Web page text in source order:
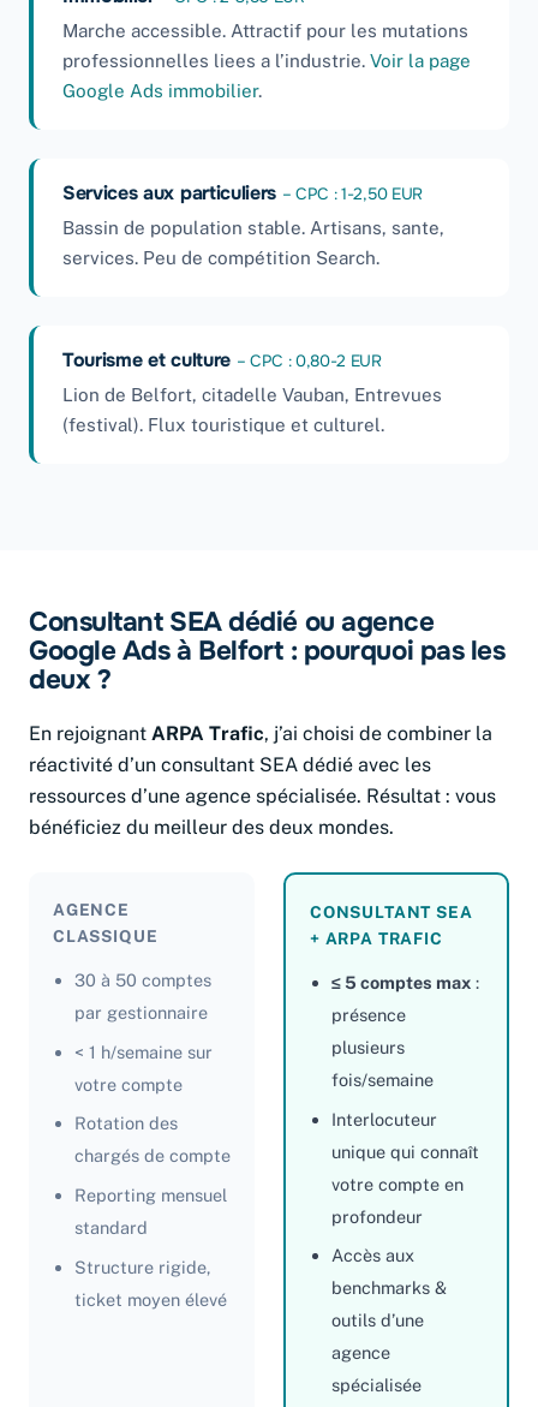
Marche accessible. Attractif pour les mutations
professionnelles liees a l’industrie. Voir la page
Google Ads immobilier.
Services aux particuliers – CPC : 1-2,50 EUR
Bassin de population stable. Artisans, sante,
services. Peu de compétition Search.
Tourisme et culture – CPC : 0,80-2 EUR
Lion de Belfort, citadelle Vauban, Entrevues
(festival). Flux touristique et culturel.
Consultant SEA dédié ou agence
Google Ads à Belfort : pourquoi pas les
deux ?
En rejoignant ARPA Trafic, j’ai choisi de combiner la
réactivité d’un consultant SEA dédié avec les
ressources d’une agence spécialisée. Résultat : vous
bénéficiez du meilleur des deux mondes.
AGENCE
CLASSIQUE
30 à 50 comptes
par gestionnaire
< 1 h/semaine sur
votre compte
Rotation des
chargés de compte
Reporting mensuel
standard
Structure rigide,
ticket moyen élevé
CONSULTANT SEA
+ ARPA TRAFIC
≤ 5 comptes max:
présence
plusieurs
fois/semaine
Interlocuteur
unique qui connaît
votre compte en
profondeur
Accès aux
benchmarks &
outils d’une
agence
spécialisée